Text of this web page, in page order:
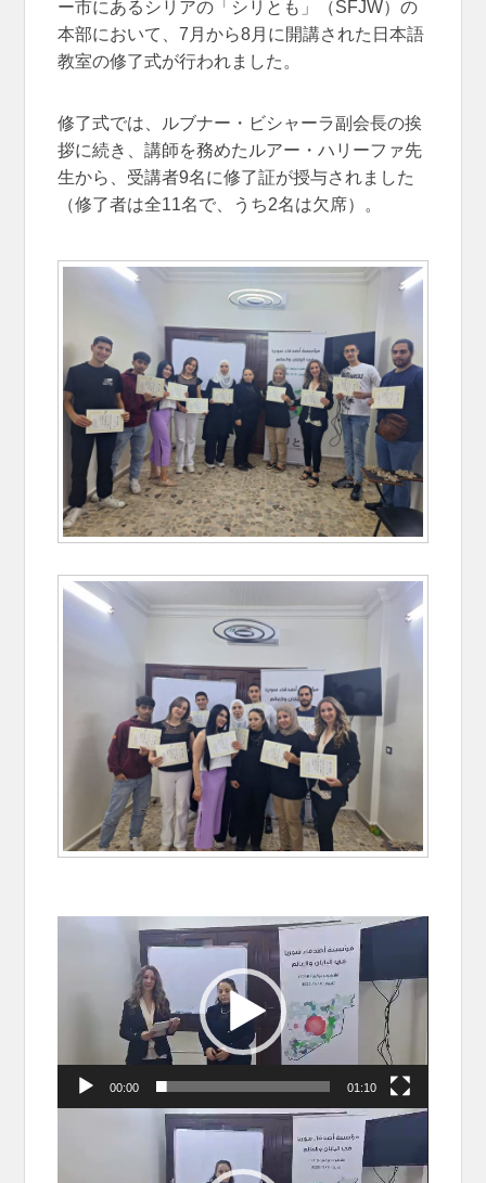
ー市にあるシリアの「シリとも」（SFJW）の
本部において、7月から8月に開講された日本語
教室の修了式が行われました。
修了式では、ルブナー・ビシャーラ副会長の挨
拶に続き、講師を務めたルアー・ハリーファ先
生から、受講者9名に修了証が授与されました
（修了者は全11名で、うち2名は欠席）。
ヤ
00:00 01:10